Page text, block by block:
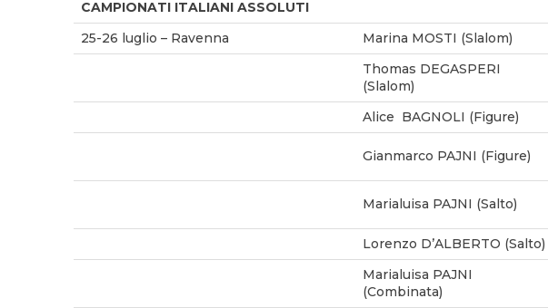
CAMPIONATI ITALIANI ASSOLUTI
25-26 luglio – Ravenna
Marina MOSTI (Slalom)
Thomas DEGASPERI
(Slalom)
Alice BAGNOLI (Figure)
Gianmarco PAJNI (Figure)
Marialuisa PAJNI (Salto)
Lorenzo D’ALBERTO (Salto)
Marialuisa PAJNI
(Combinata)